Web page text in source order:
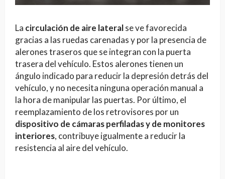
La circulación de aire lateralse ve favorecida
gracias a las ruedas carenadas y por la presencia de
alerones traseros que se integran con la puerta
trasera del vehículo. Estos alerones tienen un
ángulo indicado para reducir la depresión detrás del
vehículo, y no necesita ninguna operación manual a
la hora de manipular las puertas. Por último, el
reemplazamiento de los retrovisores por un
dispositivo de cámaras perfiladas y de monitores
interiores, contribuye igualmente a reducir la
resistencia al aire del vehículo.